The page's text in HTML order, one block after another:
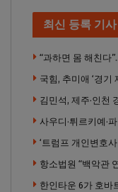
최신 등록 기사
항소법원 “백악관